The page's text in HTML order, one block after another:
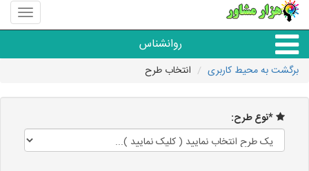
منوی
سایت
مشاور
روانشناس
گروه روانشناسی
برگشت به محیط کاربری انتخاب طرح
*نوع طرح: